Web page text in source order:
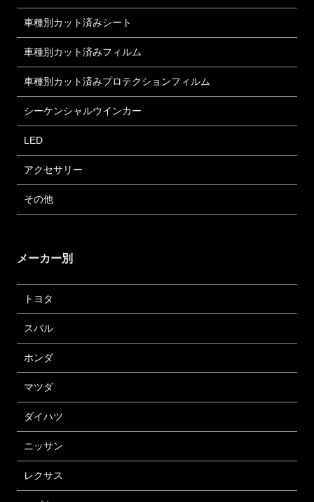
車種別カット済みシート
車種別カット済みフィルム
車種別カット済みプロテクションフィルム
シーケンシャルウインカー
LED
アクセサリー
その他
メーカー別
トヨタ
スバル
ホンダ
マツダ
ダイハツ
ニッサン
レクサス